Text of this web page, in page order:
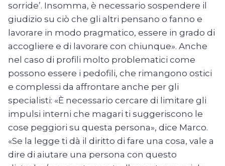
sorride’. Insomma, è necessario sospendere il
giudizio su ciò che gli altri pensano o fanno e
lavorare in modo pragmatico, essere in grado di
accogliere e di lavorare con chiunque». Anche
nel caso di profili molto problematici come
possono essere i pedofili, che rimangono ostici
e complessi da affrontare anche per gli
specialisti: «È necessario cercare di limitare gli
impulsi interni che magari ti suggeriscono le
cose peggiori su questa persona», dice Marco.
«Se la legge ti dà il diritto di fare una cosa, vale a
dire di aiutare una persona con questo